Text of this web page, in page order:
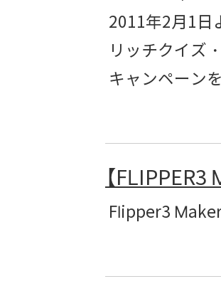
2011年2月1日
リッチクイズ
キャンペーン
【
Flipper3